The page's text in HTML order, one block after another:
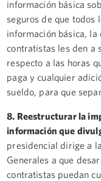
información básica
seguros de que todos
información básica,
contratistas les den a
respecto a las horas
paga y cualquier
sueldo, para que
8. Reestructurar la
información que
presidencial dirige a
Generales a que
contratistas puedan